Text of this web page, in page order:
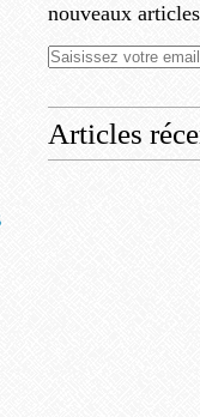
nouveaux
Articles